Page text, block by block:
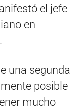
el jefe
en
una segunda
posible
mucho